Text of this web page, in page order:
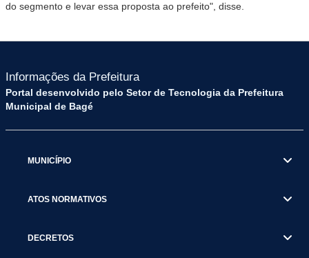
do segmento e levar essa proposta ao prefeito", disse.
Informações da Prefeitura
Portal desenvolvido pelo Setor de Tecnologia da Prefeitura
Municipal de Bagé
MUNICÍPIO
ATOS NORMATIVOS
DECRETOS